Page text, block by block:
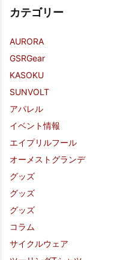
カテゴリー
AURORA
GSRGear
KASOKU
SUNVOLT
アパレル
イベント情報
エイプリルフール
オーメストグランデ
グッズ
グッズ
グッズ
コラム
サイクルウェア